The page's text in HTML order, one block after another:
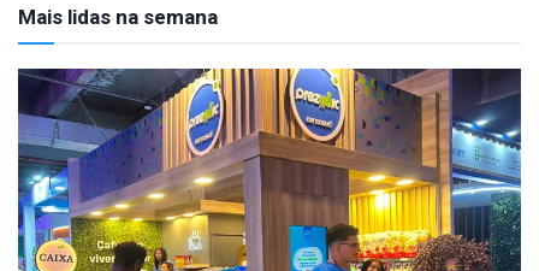
Mais lidas na semana